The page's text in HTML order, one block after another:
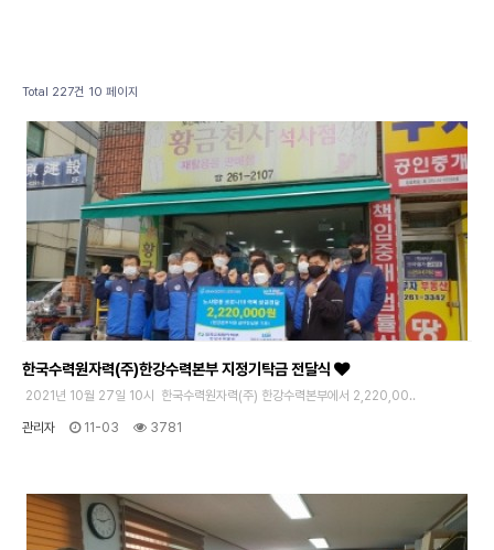
Total 227건 10 페이지
한국수력원자력(주)한강수력본부 지정기탁금 전달식
2021년 10월 27일 10시 한국수력원자력(주) 한강수력본부에서 2,220,00..
관리자 11-03 3781